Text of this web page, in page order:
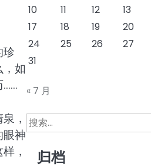
珍
如
……
，
神
，
10
11 12 13
17
18 19 20
24
25 26 27
31
« 7 月
搜
索：
归档